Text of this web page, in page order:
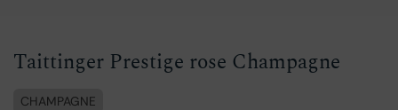
Taittinger Prestige rose Champagne
CHAMPAGNE